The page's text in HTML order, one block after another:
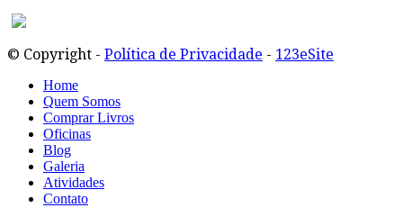
© Copyright - Política de Privacidade - 123eSite
Home
Quem Somos
Comprar Livros
Oficinas
Blog
Galeria
Atividades
Contato